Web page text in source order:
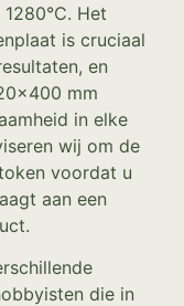
Het
is cruciaal
en
mm
in elke
wij om de
voordat u
aan een
die in